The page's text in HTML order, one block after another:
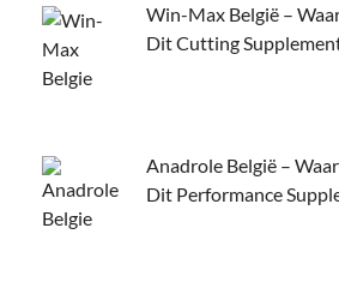
Win-Max België –
Dit Cutting
Anadrole België –
Dit Performance